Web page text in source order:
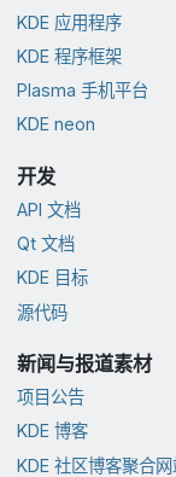
KDE 应用程序
KDE 程序框架
Plasma 手机平台
KDE neon
开发
API 文档
Qt 文档
KDE 目标
源代码
新闻与报道素材
项目公告
KDE 博客
KDE 社区博客聚合网